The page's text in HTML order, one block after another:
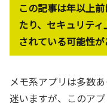
この記事は年以上
たり、セキュリテ
されている可能性が
メモ系アプリは多数
迷いますが、このア